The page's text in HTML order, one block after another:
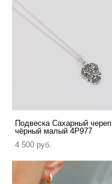
Подвеска Сахарный череп
чёрный малый 4P977
4 500 pуб.